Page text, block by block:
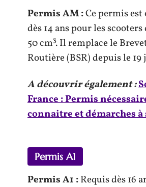
Permis AM :Ce permis
dès 14 ans pour les
50 cm³. Il remplace le
Routière (BSR) depuis le 19
A découvrir également :
France : Permis
connaitre et démarches
Permis A1
Permis A1 :Requis dès 16